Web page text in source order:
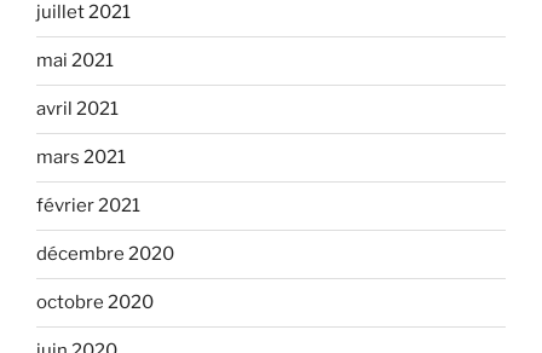
juillet 2021
mai 2021
avril 2021
mars 2021
février 2021
décembre 2020
octobre 2020